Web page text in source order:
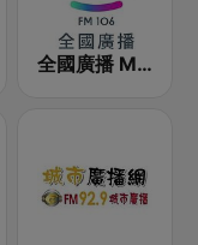
全國廣播 MRadio